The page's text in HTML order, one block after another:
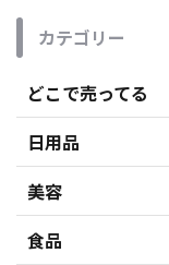
カテゴリー
どこで売ってる
日用品
美容
食品